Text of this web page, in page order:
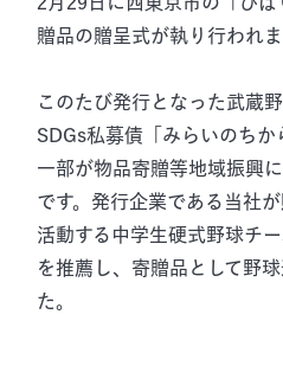
贈品の贈呈式が執り行われま
このたび発行となった武蔵
SDGs私募債「みらいのち
一部が物品寄贈等地域振興
です。発行企業である当社
活動する中学生硬式野球チ
を推薦し、寄贈品として野
た。